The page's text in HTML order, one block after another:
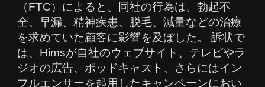
（FTC）によると、同社の行為は、勃起不
全、早漏、精神疾患、脱毛、減量などの治療
を求めていた顧客に影響を及ぼした。 訴状で
は、Himsが自社のウェブサイト、テレビやラ
ジオの広告、ポッドキャスト、さらにはイン
フルエンサーを起用したキャンペーンにおい